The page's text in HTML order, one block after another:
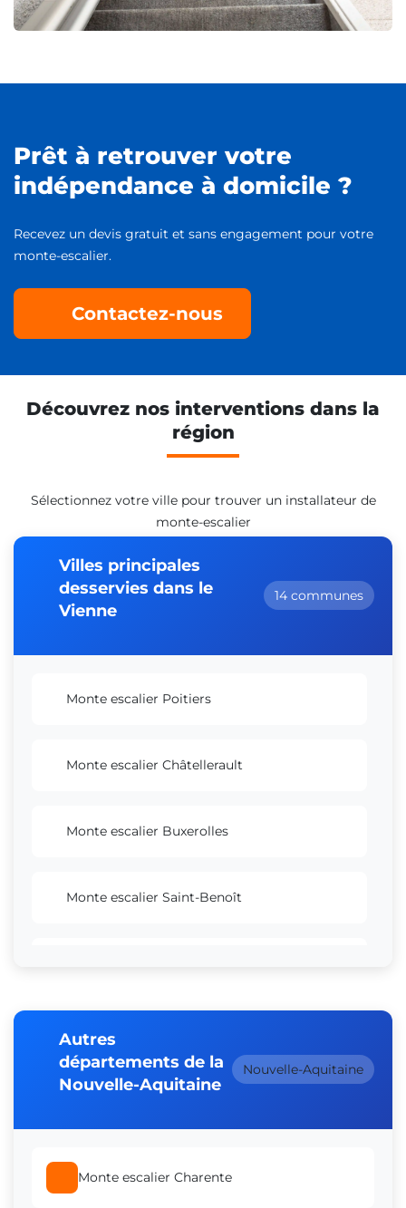
Prêt à retrouver votre
indépendance à domicile ?
Recevez un devis gratuit et sans engagement pour votre
monte-escalier.
Contactez-nous
Découvrez nos interventions dans la
région
Sélectionnez votre ville pour trouver un installateur de
monte-escalier
Villes principales
desservies dans le
Vienne
14 communes
Monte escalier Poitiers
Monte escalier Châtellerault
Monte escalier Buxerolles
Monte escalier Saint-Benoît
Monte escalier Loudun
Monte escalier Vouneuil-sous-Biard
Monte escalier Migné-Auxances
Autres
départements de la
Nouvelle-Aquitaine
Nouvelle-Aquitaine
Monte escalier Charente